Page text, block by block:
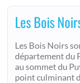
Les Bois
Les Bois Noirs
département du
au sommet du
point culminant